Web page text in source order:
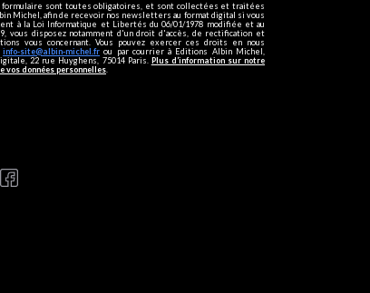
formulaire sont toutes obligatoires, et sont collectées et traitées
Michel, afin de recevoir nos newsletters au format digital si vous
à la Loi Informatique et Libertés du 06/01/1978 modifiée et au
vous disposez notamment d'un droit d'accès, de rectification et
vous concernant. Vous pouvez exercer ces droits en nous
info-site@albin-michel.fr ou par courrier à Editions Albin Michel,
22 rue Huyghens, 75014 Paris. Plus d’information sur notre
données personnelles